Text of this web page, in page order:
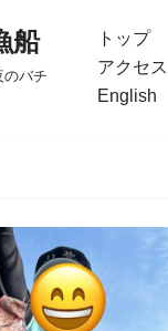
船
のバチ
トップ
アクセス
English